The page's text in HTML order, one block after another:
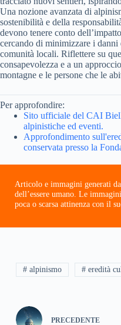
Una nozione avanzata di
sostenibilità e della
devono tenere conto
cercando di minimizzare i
comunità locali. Riflettere su
consapevolezza e a un
montagne e le persone che le
Per approfondire:
Sito ufficiale del CAI
alpinistiche ed eventi.
Approfondimento
conservata presso la
Articolo e immagini generati
dell’essere umano. Le
poca o scarsa attinenza con il
# alpinismo # eredità
PRECEDENTE